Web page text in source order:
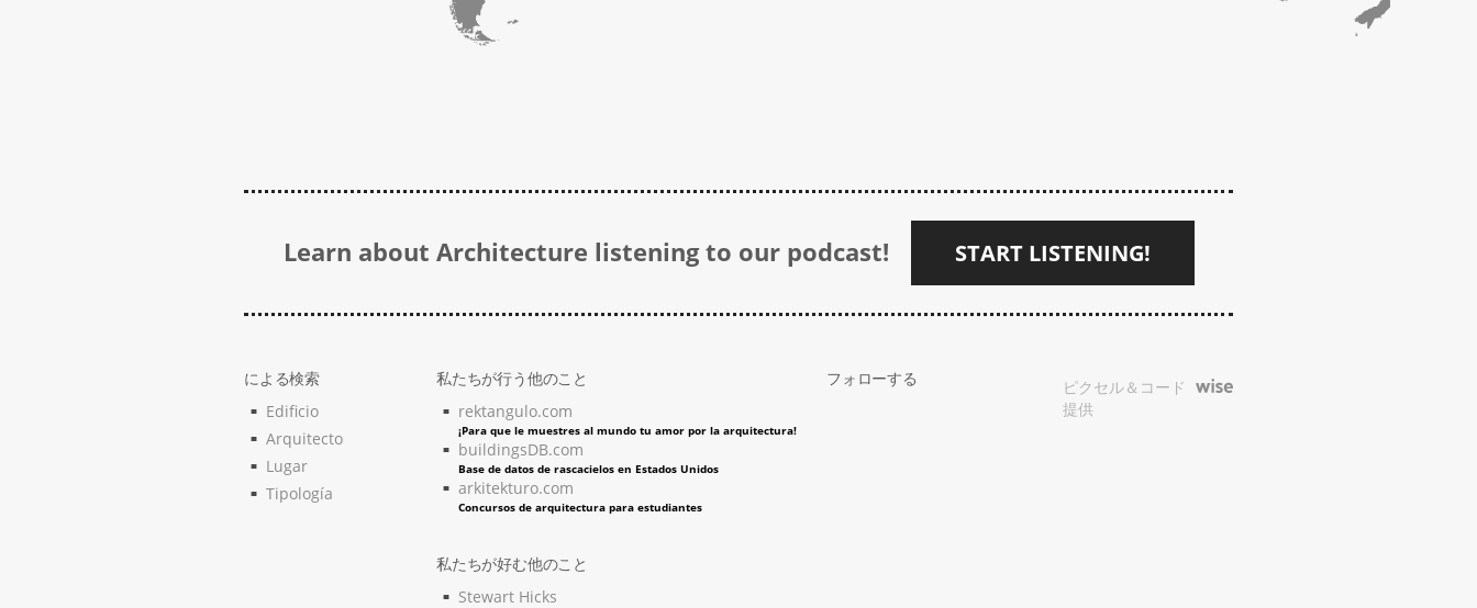
Learn about Architecture listening to our podcast! START LISTENING!
による検索
Edificio
Arquitecto
Lugar
Tipología
私たちが行う他のこと
rektangulo.com
¡Para que le muestres al mundo tu amor por la arquitectura!
buildingsDB.com
Base de datos de rascacielos en Estados Unidos
arkitekturo.com
Concursos de arquitectura para estudiantes
私たちが好む他のこと
Stewart Hicks
フォローする
ピクセル＆コード
提供